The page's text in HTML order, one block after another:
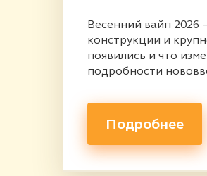
Весенний вайп 2026
конструкции и
появились и что
подробности
Подробнее